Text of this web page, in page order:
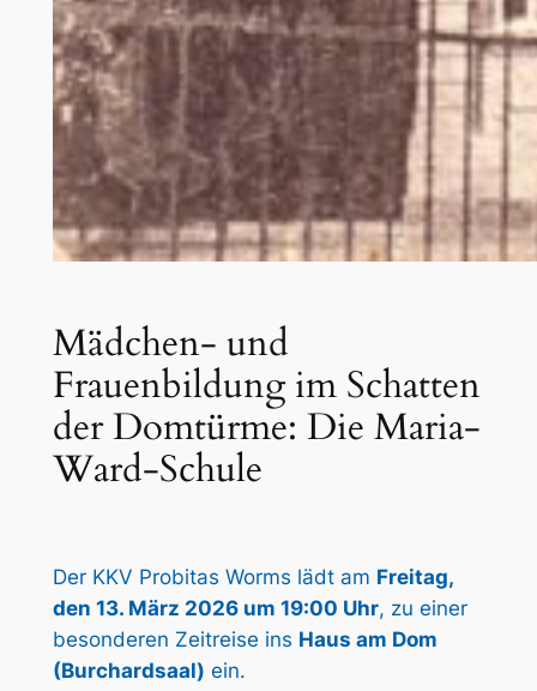
Mädchen- und
Frauenbildung im Schatten
der Domtürme: Die Maria-
Ward-Schule
Der KKV Probitas Worms lädt am Freitag,
den 13. März 2026 um 19:00 Uhr, zu einer
besonderen Zeitreise ins Haus am Dom
(Burchardsaal) ein.